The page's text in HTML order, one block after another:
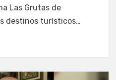
Las Grutas de
destinos turísticos…